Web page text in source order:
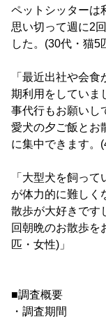
ペットシッターは
思い切って週に2
した。(30代・猫5
「最近出社や会
期利用をしていま
事代行もお願いし
愛犬の夕ご飯とお
に集中できます。
「大型犬を飼っ
が体力的に難しく
散歩が大好きです
回朝晩のお散歩を
匹・女性)」
■調査概要
・調査期